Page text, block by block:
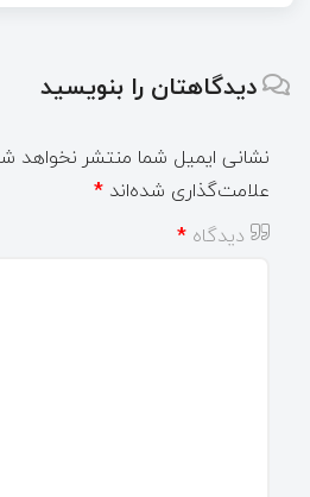
دیدگاهتان را بنویسید
نشانی ایمیل شما منتشر نخواهد
علامت‌گذاری شده‌اند *
دیدگاه *